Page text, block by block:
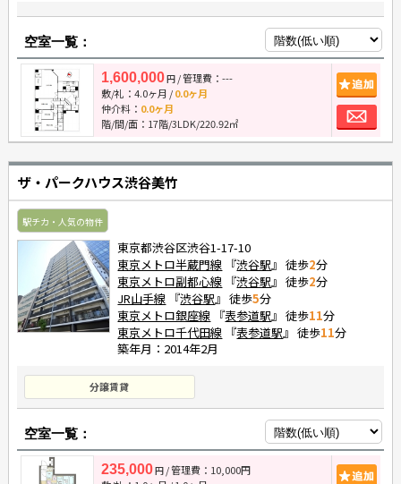
空室一覧：
1,600,000円/ 管理費：---
敷/礼： 4.0ヶ月 /0.0ヶ月
仲介料： 0.0ヶ月
階/間/面：17階/3LDK/220.92㎡
追
お
ザ・パークハウス渋谷美竹
駅チカ・人気の物件
東京都渋谷区渋谷1-17-10
東京メトロ半蔵門線 『渋谷駅 』 徒歩2分
東京メトロ副都心線 『渋谷駅 』 徒歩2分
JR山手線 『渋谷駅 』 徒歩5分
東京メトロ銀座線 『表参道駅 』 徒歩11分
東京メトロ千代田線 『表参道駅 』 徒歩11分
築年月：2014年2月
分譲賃貸
空室一覧：
235,000円/ 管理費：10,000円
追